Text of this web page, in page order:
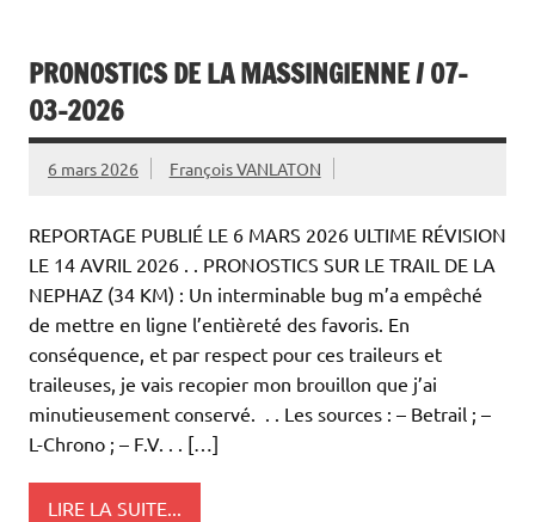
PRONOSTICS DE LA MASSINGIENNE / 07-
03-2026
6 mars 2026 François VANLATON
REPORTAGE PUBLIÉ LE 6 MARS 2026 ULTIME RÉVISION
LE 14 AVRIL 2026 . . PRONOSTICS SUR LE TRAIL DE LA
NEPHAZ (34 KM) : Un interminable bug m’a empêché
de mettre en ligne l’entièreté des favoris. En
conséquence, et par respect pour ces traileurs et
traileuses, je vais recopier mon brouillon que j’ai
minutieusement conservé. . . Les sources : – Betrail ; –
L-Chrono ; – F.V. . . […]
LIRE LA SUITE...